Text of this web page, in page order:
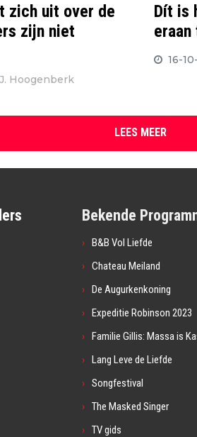
zich uit over de
zijn niet
J. Hoogenberk
Dít is
16-
LEES MEER
Bekende
B&B Vol Liefde
Chateau Meiland
De Augurkenkoning
Expeditie Robinson 2023
Familie Gillis: Massa is
Lang Leve de Liefde
Songfestival
The Masked Singer
TV gids